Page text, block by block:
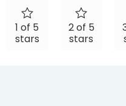
1 of 5
stars
2 of 5
stars